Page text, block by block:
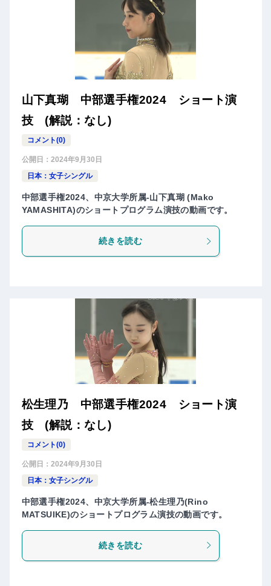
山下真瑚 中部選手権2024 ショート演
技 (解説：なし)
コメント(0)
公開日： 2024年9月30日
日本：女子シングル
中部選手権2024、中京大学所属-山下真瑚 (Mako
YAMASHITA)のショートプログラム演技の動画です。
続きを読む
松生理乃 中部選手権2024 ショート演
技 (解説：なし)
コメント(0)
公開日： 2024年9月30日
日本：女子シングル
中部選手権2024、中京大学所属-松生理乃(Rino
MATSUIKE)のショートプログラム演技の動画です。
続きを読む